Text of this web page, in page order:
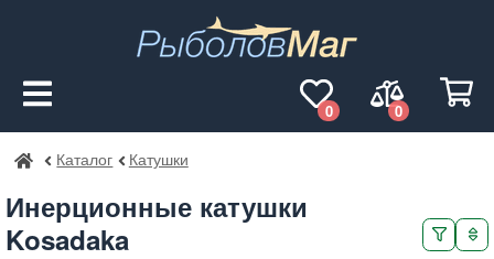
0
0
РыболовМаг
Каталог Катушки
Инерционные катушки
Kosadaka